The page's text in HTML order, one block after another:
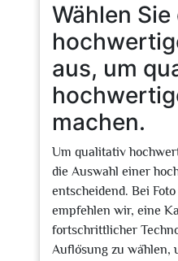
Wählen Sie
aus, um
machen.
Um qualitativ
die Auswahl einer
entscheidend. Bei
empfehlen wir, eine
fortschrittlicher
Auflösung zu wählen,